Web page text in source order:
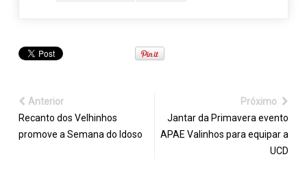
Anterior
Recanto dos Velhinhos
promove a Semana do Idoso
Próximo
Jantar da Primavera evento
APAE Valinhos para equipar a
UCD